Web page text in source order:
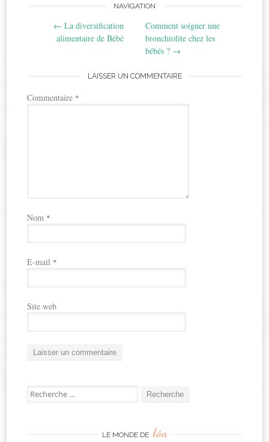
navigation
NAVIGATION
← La diversification
alimentaire de Bébé
Comment soigner une
bronchiolite chez les
bébés ? →
LAISSER UN COMMENTAIRE
Commentaire *
Nom *
E-mail *
Site web
Recherche
pour:
LE MONDE DE léa